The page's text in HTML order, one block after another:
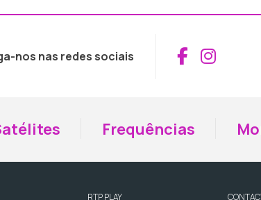
nos nas redes sociais Aceder
Frequências
RTP PLAY